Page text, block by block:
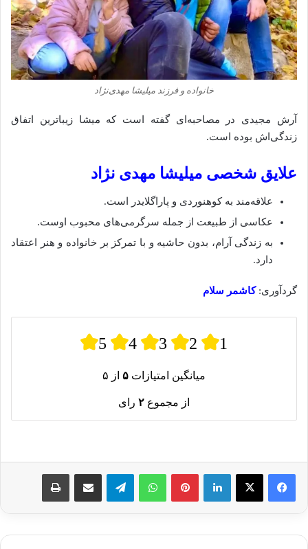
خانواده و فرزند میلیشا مهدی‌نژاد
آرش مجیدی در مصاحبه‌ای گفته است که میشا زیباترین اتفاق
زندگی‌اش بوده است.
علایق شخصی میلیشا مهدی‌ نژاد
علاقه‌مند به کوهنوردی و پاراگلایدر است.
عکاسی از طبیعت از جمله سرگرمی‌های محبوب اوست.
به زندگی آرام، بدون حاشیه و با تمرکز بر خانواده و هنر اعتقاد
دارد.
گردآوری: کاشمر سلام
5 4 3 2 1
میانگین امتیازات ۵ از ۵
از مجموع ۲ رای
لینکدین پینترستواتس آپ تلگرام اشتراک گذاری از طریق ایمیل چاپ